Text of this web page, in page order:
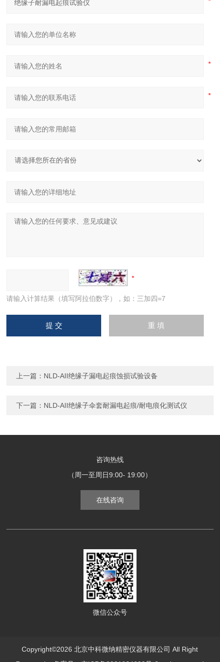
请输入计算结果（填写阿拉伯数字），如：三加四=7
上一篇： NLD-AII绝缘子漏电起痕蚀损试验设备
下一篇： NLD-AII绝缘子伞套耐漏电起痕/耐电痕化测试仪
咨询热线
（周一至周日9:00- 19:00）
在线咨询
微信公众号
Copyright©2026 北京中科微纳精密仪器有限公司 All Right